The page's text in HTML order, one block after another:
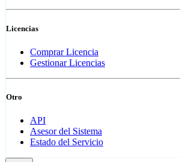
Licencias
Comprar Licencia
Gestionar Licencias
Otro
API
Asesor del Sistema
Estado del Servicio